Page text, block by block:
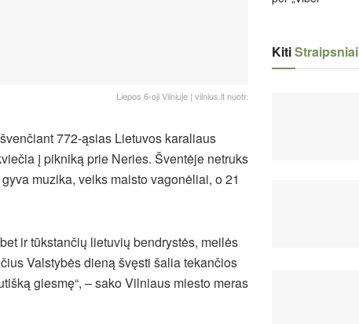
Liepos 6-oji Vilniuje | vilnius.lt nuotr.
772-ąsias Lietuvos karaliaus
į pikniką prie Neries. Šventėje netruks
muzika, veiks maisto vagonėliai, o 21
ir tūkstančių lietuvių bendrystės, meilės
Valstybės dieną švęsti šalia tekančios
giesmę“, – sako Vilniaus miesto meras
KitiStraipsniai